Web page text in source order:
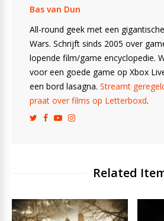
Bas van Dun
All-round geek met een
Wars. Schrijft sinds 2005 over
lopende film/game encyclopedie.
voor een goede game op Xbox
een bord lasagna. Streamt
praat over films op Letterboxd.
Related